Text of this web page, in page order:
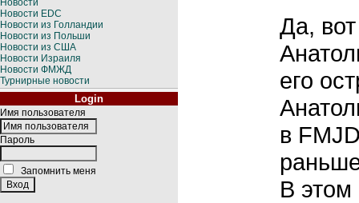
Новости
Новости EDC
Новости из Голландии
Новости из Польши
Новости из США
Новости Израиля
Новости ФМЖД
Турнирные новости
Login
Имя пользователя
Пароль
Запомнить меня
Да, вот
его
в
В